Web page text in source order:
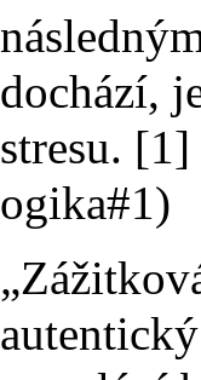
dochází,
stresu. [1]